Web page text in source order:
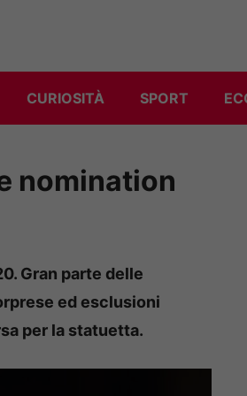
CURIOSITÀ SPORT
nomination
Gran parte delle
ed esclusioni
per la statuetta.